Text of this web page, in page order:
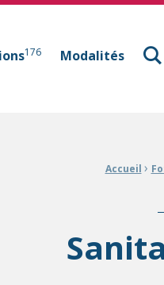
à Mulhouse
176 Modalités
Accueil ›